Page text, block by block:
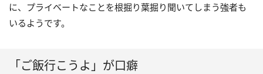
に、プライベートなことを根掘り葉掘り聞いてしまう強者も
いるようです。
「ご飯行こうよ」が口癖